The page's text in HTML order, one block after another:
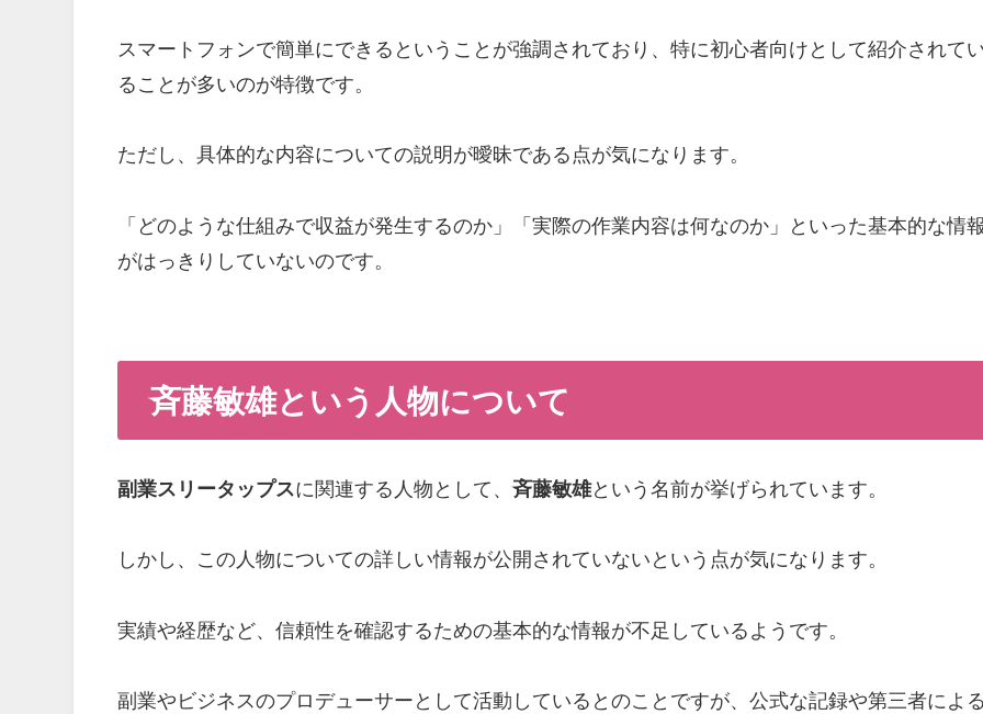
スマートフォンで簡単にできるということが強調されており、特に初心者向けとして紹介されて
ることが多いのが特徴です。
ただし、具体的な内容についての説明が曖昧である点が気になります。
「どのような仕組みで収益が発生するのか」「実際の作業内容は何なのか」といった基本的な情
がはっきりしていないのです。
斉藤敏雄という人物について
副業スリータップスに関連する人物として、斉藤敏雄という名前が挙げられています。
しかし、この人物についての詳しい情報が公開されていないという点が気になります。
実績や経歴など、信頼性を確認するための基本的な情報が不足しているようです。
副業やビジネスのプロデューサーとして活動しているとのことですが、公式な記録や第三者によ